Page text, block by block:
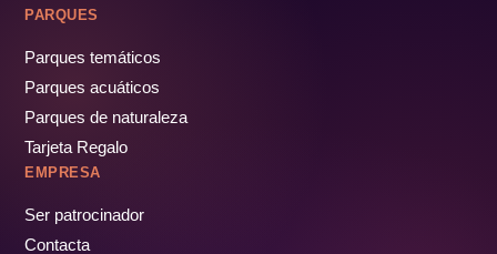
PARQUES
Parques temáticos
Parques acuáticos
Parques de naturaleza
Tarjeta Regalo
EMPRESA
Ser patrocinador
Contacta